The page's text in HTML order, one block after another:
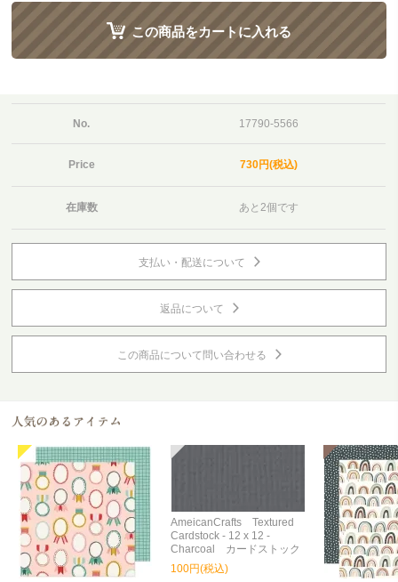
この商品をカートに入れる
No. 17790-5566
Price 730円(税込)
在庫数 あと2個です
支払い・配送について
返品について
この商品について問い合わせる
AmeicanCrafts Textured
Cardstock - 12 x 12 -
Charcoal カードストック
100円(税込)